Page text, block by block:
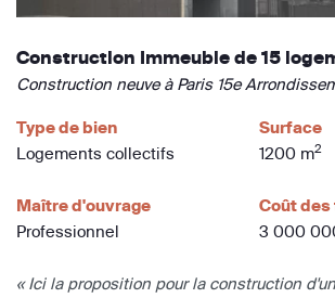
Construction Immeuble de 15
Construction neuve à Paris 15e
Type de bien
Logements collectifs
Surface
1200 m2
Maître d'ouvrage
Professionnel
Coût
3 000
« Ici la proposition pour la construction